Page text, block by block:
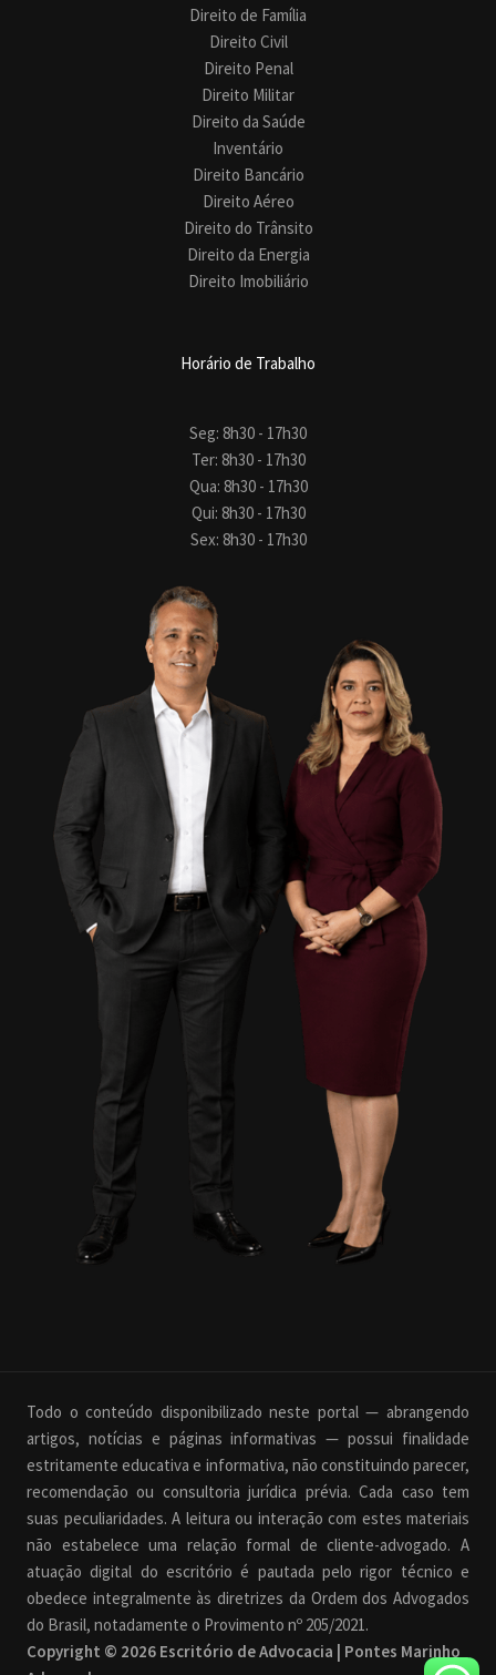
Direito de Família
Direito Civil
Direito Penal
Direito Militar
Direito da Saúde
Inventário
Direito Bancário
Direito Aéreo
Direito do Trânsito
Direito da Energia
Direito Imobiliário
Horário de Trabalho
Seg: 8h30 - 17h30
Ter: 8h30 - 17h30
Qua: 8h30 - 17h30
Qui: 8h30 - 17h30
Sex: 8h30 - 17h30
Todo o conteúdo disponibilizado neste portal — abrangendo
artigos, notícias e páginas informativas — possui finalidade
estritamente educativa e informativa, não constituindo parecer,
recomendação ou consultoria jurídica prévia. Cada caso tem
suas peculiaridades. A leitura ou interação com estes materiais
não estabelece uma relação formal de cliente-advogado. A
atuação digital do escritório é pautada pelo rigor técnico e
obedece integralmente às diretrizes da Ordem dos Advogados
do Brasil, notadamente o Provimento nº 205/2021.
Copyright © 2026 Escritório de Advocacia | Pontes Marinho